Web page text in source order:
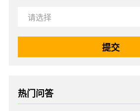
热门问答